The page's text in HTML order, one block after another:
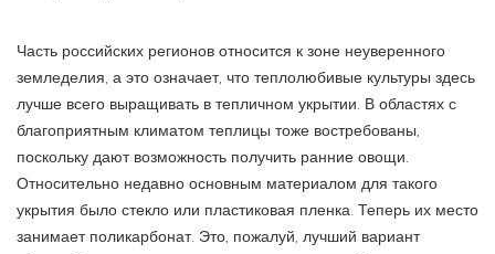
Часть российских регионов относится к зоне неуверенного
земледелия, а это означает, что теплолюбивые культуры здесь
лучше всего выращивать в тепличном укрытии. В областях с
благоприятным климатом теплицы тоже востребованы,
поскольку дают возможность получить ранние овощи.
Относительно недавно основным материалом для такого
укрытия было стекло или пластиковая пленка. Теперь их место
занимает поликарбонат. Это, пожалуй, лучший вариант